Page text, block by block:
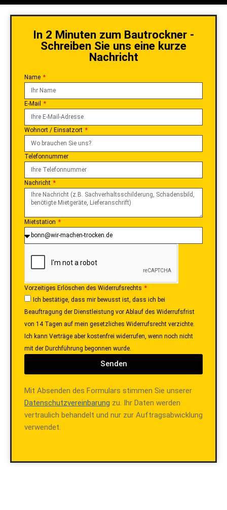
In 2 Minuten zum Bautrockner -
Schreiben Sie uns eine kurze
Nachricht
Name
E-Mail
Wohnort / Einsatzort
Telefonnummer
Nachricht
Mietstation
Vorzeitiges Erlöschen des Widerrufsrechts
Ich bestätige, dass mir bewusst ist, dass ich bei
Beauftragung der Dienstleistung vor Ablauf des Widerrufsfrist
von 14 Tagen auf mein gesetzliches Widerrufsrecht verzichte.
Ich kann Verträge aber kostenfrei widerrufen, wenn noch nicht
mit der Durchführung begonnen wurde.
Senden
Mit Absenden des Formulars stimmen Sie unserer
Datenschutzvereinbarung zu. Ihr Daten werden
vertraulich behandelt und nur zur Auftragsabwicklung
verwendet.